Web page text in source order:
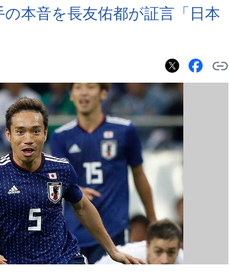
本音を長友佑都が証言「日本